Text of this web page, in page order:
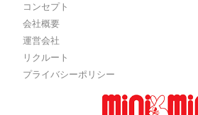
コンセプト
会社概要
運営会社
リクルート
プライバシーポリシー